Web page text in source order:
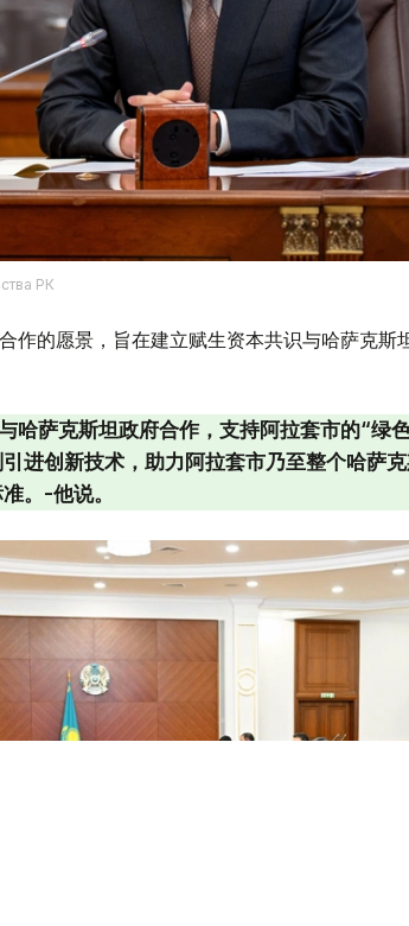
РК
作的愿景，旨在建立赋生资本共识与哈萨克斯
哈萨克斯坦政府合作，支持阿拉套市的“绿
进创新技术，助力阿拉套市乃至整个哈萨
。-他说。